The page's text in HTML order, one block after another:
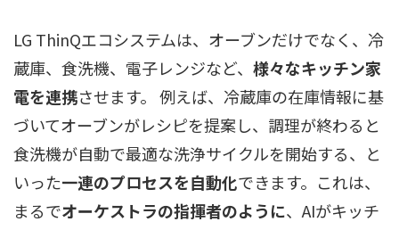
LG ThinQエコシステムは、オーブンだけでなく、冷
蔵庫、食洗機、電子レンジなど、 様々なキッチン家
電を連携させます。 例えば、冷蔵庫の在庫情報に基
づいてオーブンがレシピを提案し、調理が終わると
食洗機が自動で最適な洗浄サイクルを開始する、と
いった一連のプロセスを自動化できます。これは、
まるでオーケストラの指揮者のように、AIがキッチ